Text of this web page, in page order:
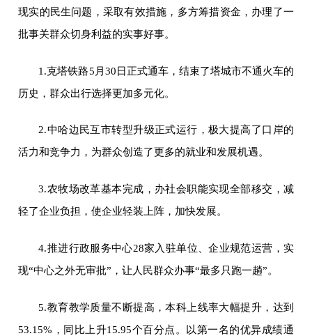
现实的民生问题，采取有效措施，多方筹措资金，办理了一
批事关群众切身利益的实事好事。
1.克塔铁路5月30日正式通车，结束了塔城市不通火车的
历史，群众出行选择更加多元化。
2.中哈边民互市转型升级正式运行，极大提高了口岸的
活力和竞争力，为群众创造了更多的就业和发展机遇。
3.农牧场改革基本完成，办社会职能实现全部移交，减
轻了企业负担，使企业轻装上阵，加快发展。
4.推进行政服务中心28家入驻单位、企业规范运营，实
现“中心之外无审批”，让人民群众办事“最多只跑一趟”。
5.教育教学质量不断提高，本科上线率大幅提升，达到
53.15%，同比上升15.95个百分点。以第一名的优异成绩通